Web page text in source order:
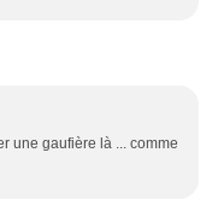
une gaufière là ... comme